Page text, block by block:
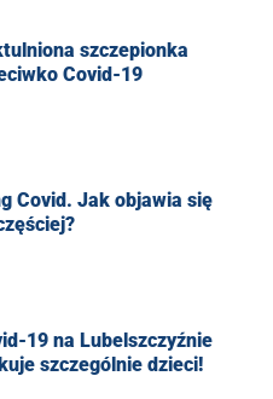
szczepionka
Covid-19
Covid. Jak objawia się
19 na Lubelszczyźnie
szczególnie dzieci!